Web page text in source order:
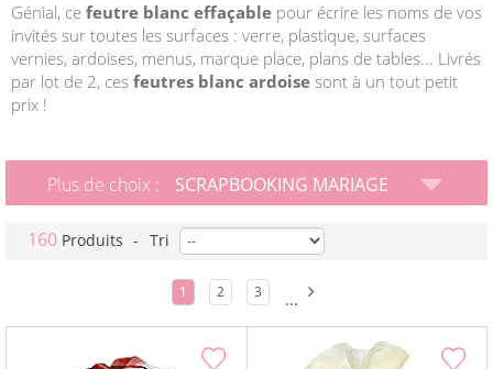
Génial, ce feutre blanc effaçable pour écrire les noms de vos
invités sur toutes les surfaces : verre, plastique, surfaces
vernies, ardoises, menus, marque place, plans de tables... Livrés
par lot de 2, ces feutres blanc ardoise sont à un tout petit
prix !
Plus de choix : SCRAPBOOKING MARIAGE
160 Produits - Tri
1 2 3 ...